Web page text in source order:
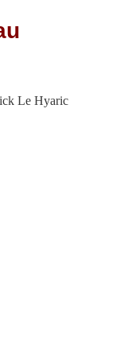
Le Hyaric